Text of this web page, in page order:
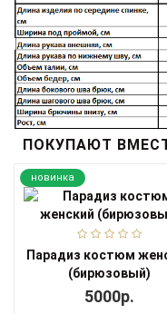
ПОКУПАЮТ
новинка
Парадиз костюм
(бирюзовый)
5000р.